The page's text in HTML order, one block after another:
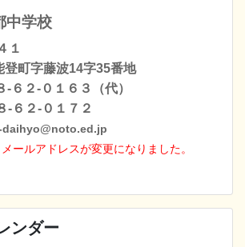
中学校
１
登町字藤波14字35番地
６２-０１６３（代）
-６２-０１７２
ールアドレスが変更になりました。
ンダー